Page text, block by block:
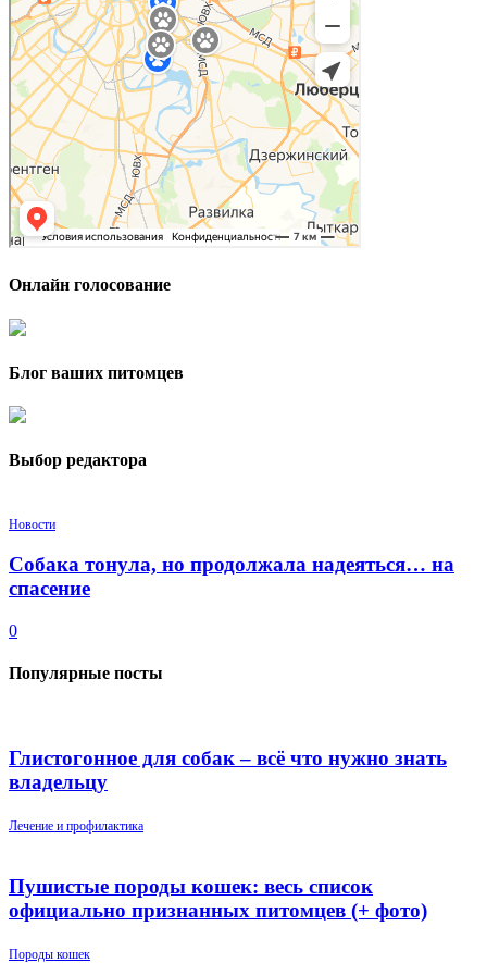
Онлайн голосование
Блог ваших питомцев
Выбор редактора
Новости
Собака тонула, но продолжала надеяться… на
спасение
0
Популярные посты
Глистогонное для собак – всё что нужно знать
владельцу
Лечение и профилактика
Пушистые породы кошек: весь список
официально признанных питомцев (+ фото)
Породы кошек